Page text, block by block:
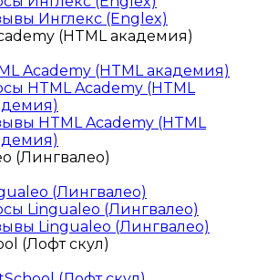
Инглекс (Englex)
(HTML академия)
Academy (HTML академия)
HTML Academy (HTML
HTML Academy (HTML
(Лингвалео)
(Лингвалео)
Lingualeo (Лингвалео)
Lingualeo (Лингвалео)
(Лофт скул)